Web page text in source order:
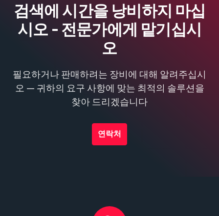
검색에 시간을 낭비하지 마십
시오 - 전문가에게 맡기십시
오
필요하거나 판매하려는 장비에 대해 알려주십시
오 — 귀하의 요구 사항에 맞는 최적의 솔루션을
찾아 드리겠습니다
연락처